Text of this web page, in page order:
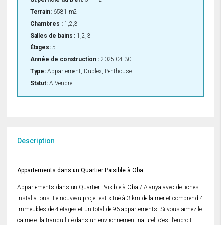
Terrain: 6581 m2
Chambres : 1,2,3
Salles de bains : 1,2,3
Étages: 5
Année de construction : 2025-04-30
Type: Appartement, Duplex, Penthouse
Statut: A Vendre
Description
Appartements dans un Quartier Paisible à Oba
Appartements dans un Quartier Paisible à Oba / Alanya avec de riches
installations. Le nouveau projet est situé à 3 km de la mer et comprend 4
immeubles de 4 étages et un total de 96 appartements. Si vous aimez le
calme et la tranquillité dans un environnement naturel, c’est l’endroit